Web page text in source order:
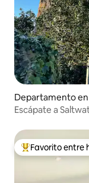
Departamento
vedon
Escápate a
Favorito entre
Favorito entre